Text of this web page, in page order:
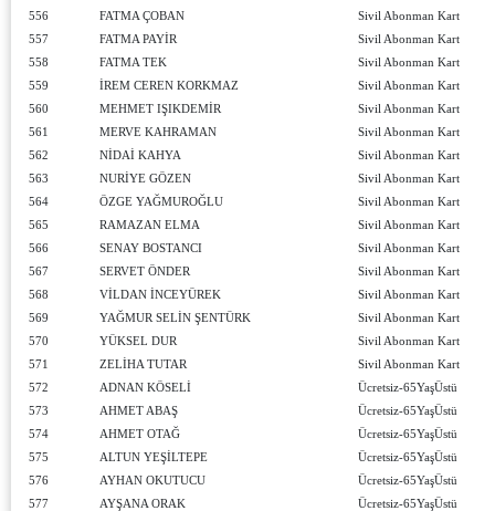
556
FATMA ÇOBAN
Sivil Abonman Kart
557
FATMA PAYİR
Sivil Abonman Kart
558
FATMA TEK
Sivil Abonman Kart
559
İREM CEREN KORKMAZ
Sivil Abonman Kart
560
MEHMET IŞIKDEMİR
Sivil Abonman Kart
561
MERVE KAHRAMAN
Sivil Abonman Kart
562
NİDAİ KAHYA
Sivil Abonman Kart
563
NURİYE GÖZEN
Sivil Abonman Kart
564
ÖZGE YAĞMUROĞLU
Sivil Abonman Kart
565
RAMAZAN ELMA
Sivil Abonman Kart
566
SENAY BOSTANCI
Sivil Abonman Kart
567
SERVET ÖNDER
Sivil Abonman Kart
568
VİLDAN İNCEYÜREK
Sivil Abonman Kart
569
YAĞMUR SELİN ŞENTÜRK
Sivil Abonman Kart
570
YÜKSEL DUR
Sivil Abonman Kart
571
ZELİHA TUTAR
Sivil Abonman Kart
572
ADNAN KÖSELİ
Ücretsiz-65YaşÜstü
573
AHMET ABAŞ
Ücretsiz-65YaşÜstü
574
AHMET OTAĞ
Ücretsiz-65YaşÜstü
575
ALTUN YEŞİLTEPE
Ücretsiz-65YaşÜstü
576
AYHAN OKUTUCU
Ücretsiz-65YaşÜstü
577
AYŞANA ORAK
Ücretsiz-65YaşÜstü